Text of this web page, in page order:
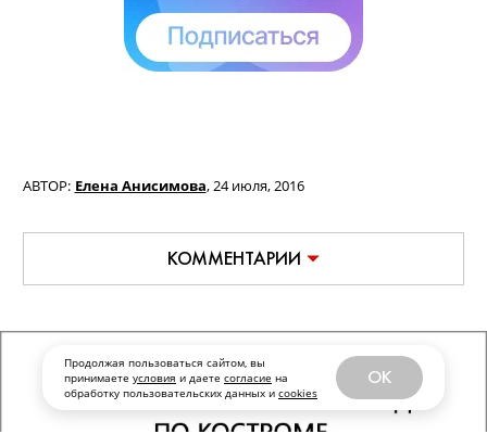
Продолжая пользоваться сайтом, вы
принимаете условия и даете согласие на
обработку пользовательских данных и cookies
OK
АВТОР: Елена Анисимова,24 июля, 2016
КОММЕНТАРИИ